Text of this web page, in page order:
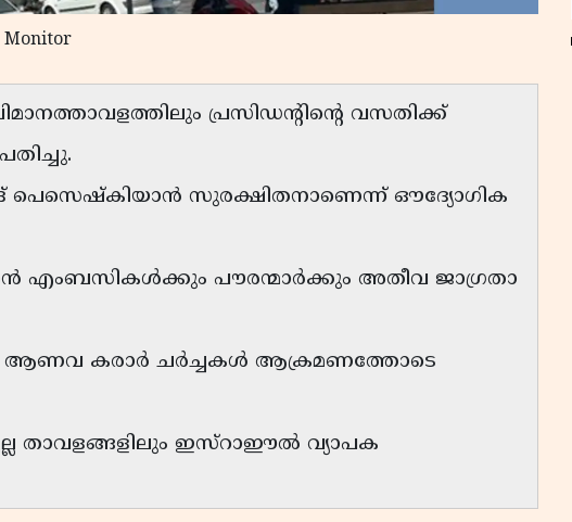
Monitor
പ്രസിഡന്റിന്റെ വസതിക്ക്
പെസെഷ്കിയാൻ സുരക്ഷിതനാണെന്ന് ഔദ്യോഗിക
എംബസികൾക്കും പൗരന്മാർക്കും അതീവ ജാഗ്രതാ
ആണവ കരാർ ചർച്ചകൾ ആക്രമണത്തോടെ
താവളങ്ങളിലും ഇസ്റാഈൽ വ്യാപക